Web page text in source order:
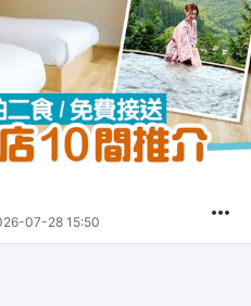
07-28 15:50